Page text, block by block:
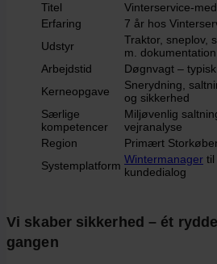
Titel
Vinterservice-
Erfaring
7 år hos
Udstyr
Traktor, sneplov,
m. dokumentation
Arbejdstid
Døgnvagt –
Kerneopgave
Snerydning,
og sikkerhed
Særlige
kompetencer
Miljøvenlig
vejranalyse
Region
Primært
Systemplatform Wintermanager til
kundedialog
Vi skaber sikkerhed – ét
gangen